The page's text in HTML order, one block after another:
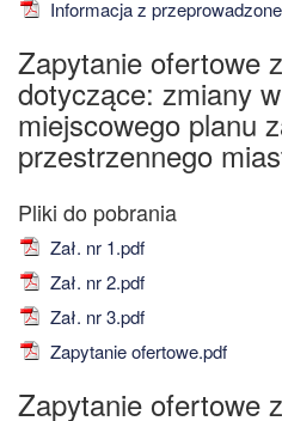
Informacja z
Zapytanie ofertowe
dotyczące: zmiany
miejscowego planu
przestrzennego
Zał. nr 1.pdf
Zał. nr 2.pdf
Zał. nr 3.pdf
Zapytanie ofertowe.pdf
Zapytanie ofertowe